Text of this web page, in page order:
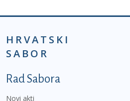
HRVATSKI
SABOR
Podnožje prvi izbornik
Rad Sabora
Novi akti